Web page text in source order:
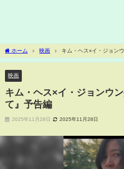
ホーム 映画 キム・ヘス×イ・ジョン
映画
キム・ヘス×イ・ジョンウ
て』予告編
2025年11月28日 2025年11月28日